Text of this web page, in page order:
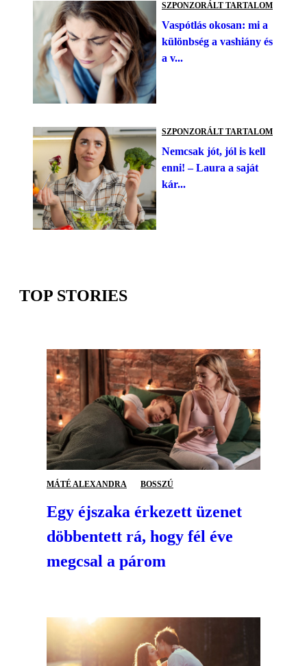
SZPONZORÁLT TARTALOM
Vaspótlás okosan: mi a
különbség a vashiány és
a v...
SZPONZORÁLT TARTALOM
Nemcsak jót, jól is kell
enni! – Laura a saját
kár...
TOP STORIES
MÁTÉ ALEXANDRA BOSSZÚ
Egy éjszaka érkezett üzenet
döbbentett rá, hogy fél éve
megcsal a párom